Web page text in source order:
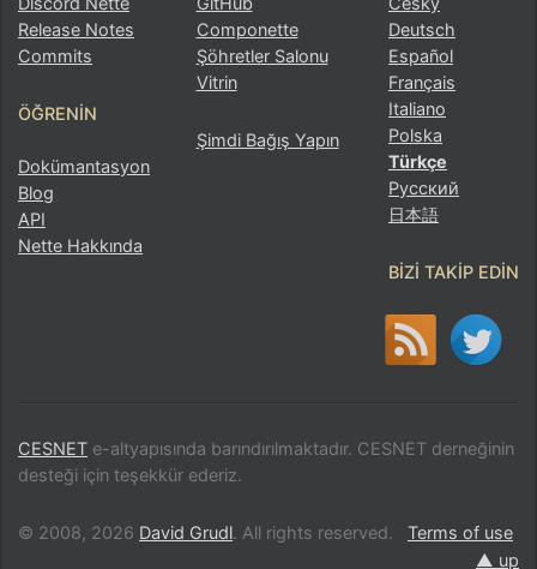
Release Notes
Commits
ÖĞRENIN
Dokümantasyon
Blog
API
Nette Hakkında
Componette
Şöhretler Salonu
Vitrin
Şimdi Bağış Yapın
Deutsch
Español
Français
Italiano
Polska
Türkçe
Русский
日本語
BIZI TAKIP EDIN
CESNET e-altyapısında barındırılmaktadır. CESNET derneğinin
desteği için teşekkür ederiz.
© 2008, 2026 David Grudl. All rights reserved. Terms of use
▲ up